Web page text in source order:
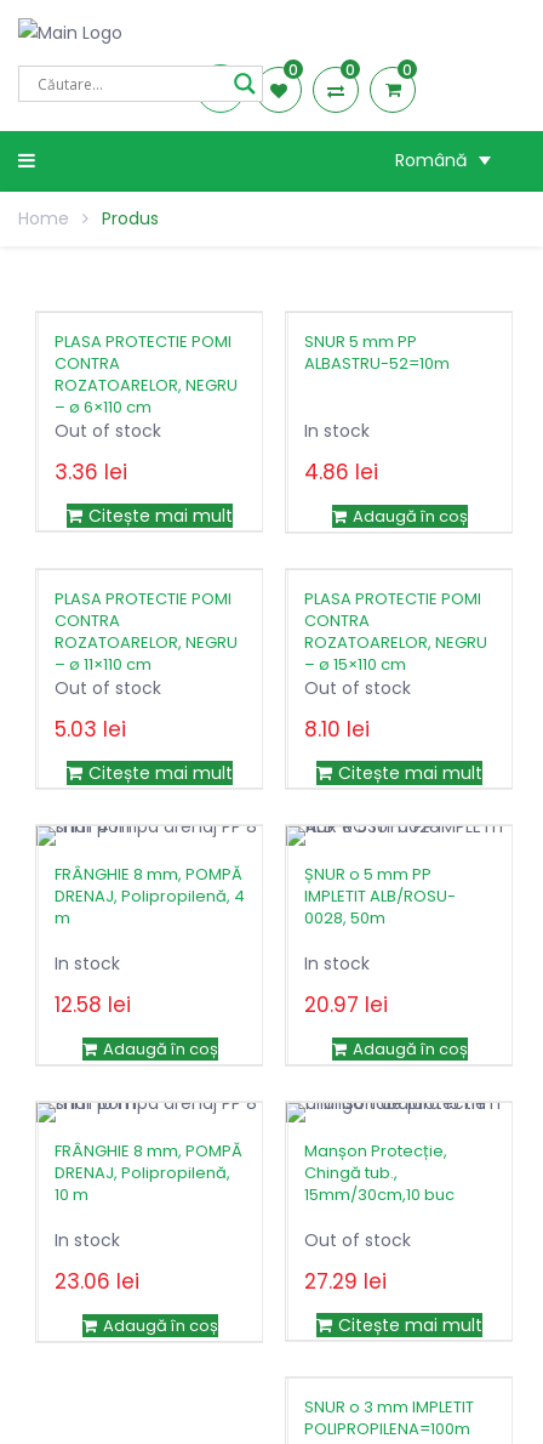
0 0 0
Română
Home Produs
PLASA PROTECTIE POMI
CONTRA
ROZATOARELOR, NEGRU
– ø 6×110 cm
Out of stock
3.36 lei
Citește mai mult
SNUR 5 mm PP
ALBASTRU-52=10m
In stock
inițial
a
9.72lei.
4.86 lei
curent
este:
Adaugă în coș
PLASA PROTECTIE POMI
CONTRA
ROZATOARELOR, NEGRU
– ø 11×110 cm
Out of stock
5.03 lei
Citește mai mult
PLASA PROTECTIE POMI
CONTRA
ROZATOARELOR, NEGRU
– ø 15×110 cm
Out of stock
8.10 lei
Citește mai mult
FRÂNGHIE 8 mm, POMPĂ
DRENAJ, Polipropilenă, 4
m
In stock
12.58 lei
Adaugă în coș
ȘNUR o 5 mm PP
IMPLETIT ALB/ROSU-
0028, 50m
In stock
inițial
a
45.66lei.
20.97 lei
curent
este:
Adaugă în coș
FRÂNGHIE 8 mm, POMPĂ
DRENAJ, Polipropilenă,
10 m
In stock
23.06 lei
Adaugă în coș
Manșon Protecție,
Chingă tub.,
15mm/30cm,10 buc
Out of stock
27.29 lei
Citește mai mult
SNUR o 3 mm IMPLETIT
POLIPROPILENA=100m